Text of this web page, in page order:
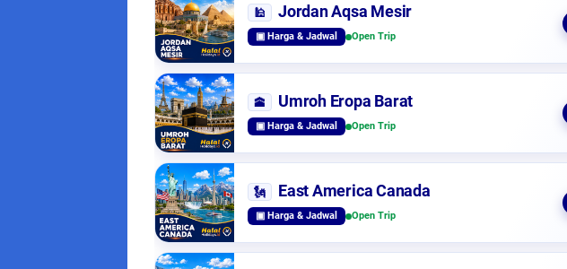
🕌 Jordan Aqsa Mesir
▣ Harga & Jadwal Open Trip
🕋 Umroh Eropa Barat
▣ Harga & Jadwal Open Trip
🗽 East America Canada
▣ Harga & Jadwal Open Trip